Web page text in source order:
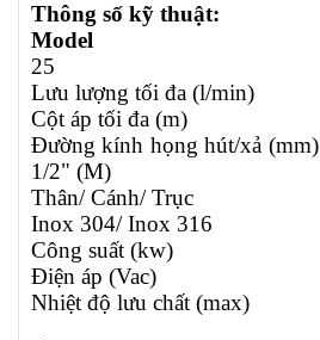
Thông số kỹ thuật:
Model
25
Lưu lượng tối đa (l/min)
Cột áp tối đa (m)
Đường kính họng hút/xả (mm)
1/2" (M)
Thân/ Cánh/ Trục
Inox 304/ Inox 316
Công suất (kw)
Điện áp (Vac)
Nhiệt độ lưu chất (max)